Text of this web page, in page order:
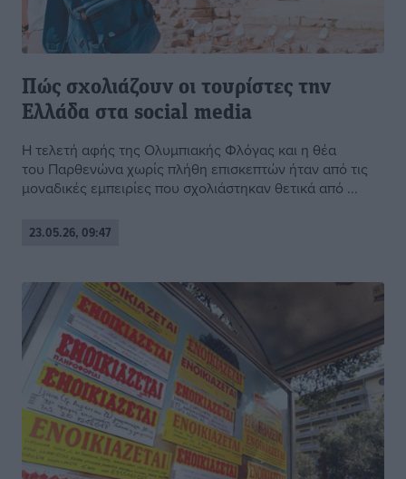
Πώς σχολιάζουν οι τουρίστες την
Ελλάδα στα social media
Η τελετή αφής της Ολυμπιακής Φλόγας και η θέα
του Παρθενώνα χωρίς πλήθη επισκεπτών ήταν από τις
μοναδικές εμπειρίες που σχολιάστηκαν θετικά από ...
23.05.26, 09:47